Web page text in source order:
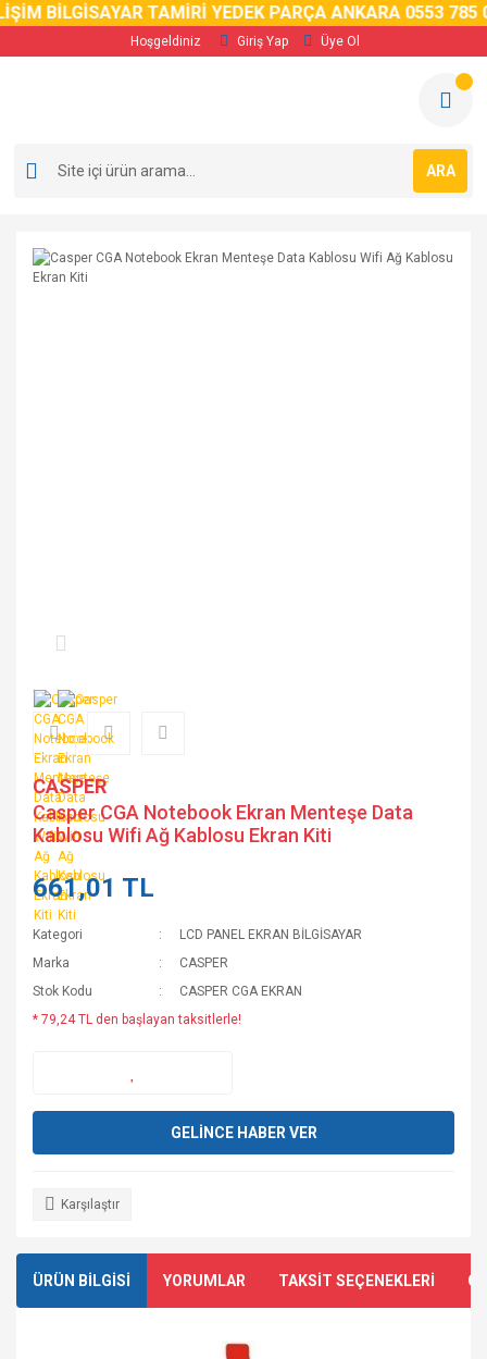
BİLGİSAYAR TAMİRİ YEDEK PARÇA ANKARA 0553 785 02
Hoşgeldiniz Giriş Yap Üye Ol
ARA
CASPER
Casper CGA Notebook Ekran Menteşe Data
Kablosu Wifi Ağ Kablosu Ekran Kiti
661,01 TL
Kategori
LCD PANEL EKRAN BİLGİSAYAR
Marka
CASPER
Stok Kodu
CASPER CGA EKRAN
* 79,24 TL den başlayan taksitlerle!
GELİNCE HABER VER
Karşılaştır
ÜRÜN BİLGİSİ YORUMLAR TAKSİT SEÇENEKLERİ